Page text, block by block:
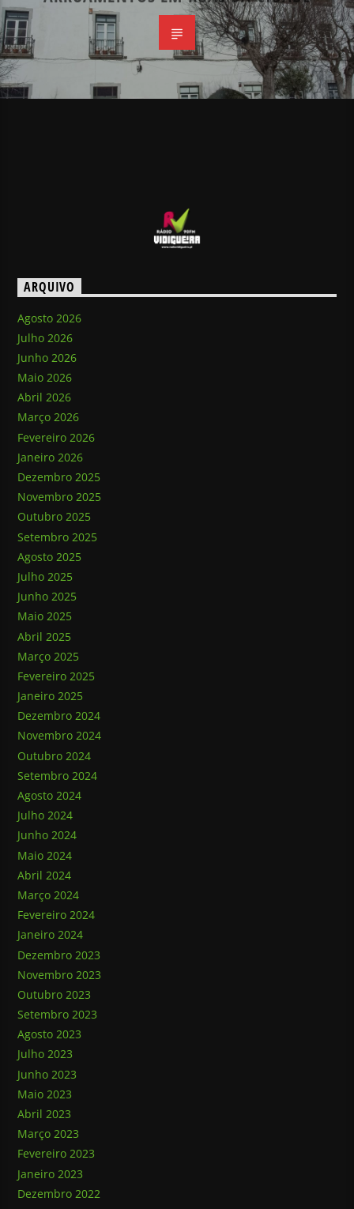
ARQUIVO
Agosto 2026
Julho 2026
Junho 2026
Maio 2026
Abril 2026
Março 2026
Fevereiro 2026
Janeiro 2026
Dezembro 2025
Novembro 2025
Outubro 2025
Setembro 2025
Agosto 2025
Julho 2025
Junho 2025
Maio 2025
Abril 2025
Março 2025
Fevereiro 2025
Janeiro 2025
Dezembro 2024
Novembro 2024
Outubro 2024
Setembro 2024
Agosto 2024
Julho 2024
Junho 2024
Maio 2024
Abril 2024
Março 2024
Fevereiro 2024
Janeiro 2024
Dezembro 2023
Novembro 2023
Outubro 2023
Setembro 2023
Agosto 2023
Julho 2023
Junho 2023
Maio 2023
Abril 2023
Março 2023
Fevereiro 2023
Janeiro 2023
Dezembro 2022